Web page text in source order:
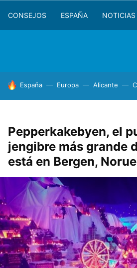
CONSEJOS ESPAÑA NOTICIAS
HOY SE HABLA DE
España Europa Alicante
Pepperkakebyen, el
jengibre más grande
está en Bergen,